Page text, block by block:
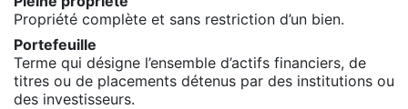
Propriété complète et sans restriction d’un bien.
Portefeuille
Terme qui désigne l’ensemble d’actifs financiers, de
titres ou de placements détenus par des institutions ou
des investisseurs.